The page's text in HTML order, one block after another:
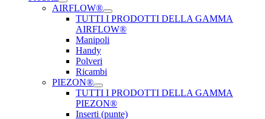
AIRFLOW®
TUTTI I PRODOTTI DELLA GAMMA
AIRFLOW®
Manipoli
Handy
Polveri
Ricambi
PIEZON®
TUTTI I PRODOTTI DELLA GAMMA
PIEZON®
Inserti (punte)